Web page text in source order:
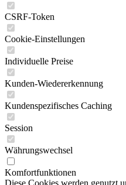
CSRF-Token
Cookie-Einstellungen
Individuelle Preise
Kunden-Wiedererkennung
Kundenspezifisches Caching
Session
Währungswechsel
Komfortfunktionen
Diese Cookies werden genutzt